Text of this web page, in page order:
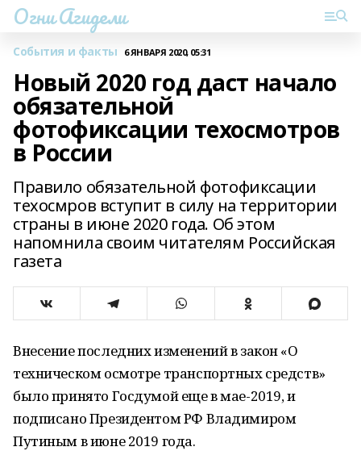
Огни Агидели
События и факты 6 ЯНВАРЯ 2020, 05:31
Новый 2020 год даст начало
обязательной
фотофиксации техосмотров
в России
Правило обязательной фотофиксации
техосмров вступит в силу на территории
страны в июне 2020 года. Об этом
напомнила своим читателям Российская
газета
Внесение последних изменений в закон «О
техническом осмотре транспортных средств»
было принято Госдумой еще в мае-2019, и
подписано Президентом РФ Владимиром
Путиным в июне 2019 года.